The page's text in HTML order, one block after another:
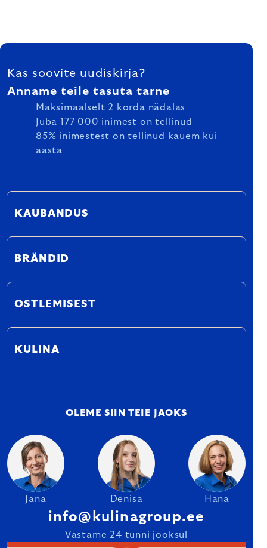
FOOTER
Kas soovite uudiskirja?
Anname teile tasuta tarne
Maksimaalselt 2 korda nädalas
Juba 177 000 inimest on tellinud
85% inimestest on tellinud kauem kui
aasta
KAUBANDUS
BRÄNDID
OSTLEMISEST
KULINA
OLEME SIIN TEIE JAOKS
Jana Denisa Hana
info@kulinagroup.ee
Vastame 24 tunni jooksul